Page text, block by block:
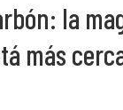
la
más